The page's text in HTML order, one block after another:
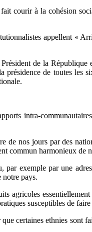
courir à la cohésion
appellent «
de la
de toutes les
intra-
nos jours par des
commun harmonieux de
exemple par une
notre pays.
agricoles
susceptibles de
certaines ethnies sont